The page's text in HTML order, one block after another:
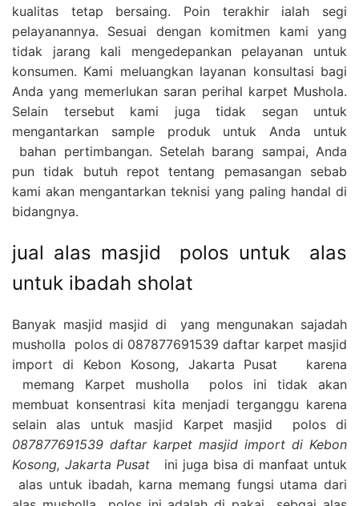
kualitas tetap bersaing. Poin terakhir ialah segi
pelayanannya. Sesuai dengan komitmen kami yang
tidak jarang kali mengedepankan pelayanan untuk
konsumen. Kami meluangkan layanan konsultasi bagi
Anda yang memerlukan saran perihal karpet Mushola.
Selain tersebut kami juga tidak segan untuk
mengantarkan sample produk untuk Anda untuk
bahan pertimbangan. Setelah barang sampai, Anda
pun tidak butuh repot tentang pemasangan sebab
kami akan mengantarkan teknisi yang paling handal di
bidangnya.
jual alas masjid polos untuk alas
untuk ibadah sholat
Banyak masjid masjid di yang mengunakan sajadah
musholla polos di 087877691539 daftar karpet masjid
import di Kebon Kosong, Jakarta Pusat karena
memang Karpet musholla polos ini tidak akan
membuat konsentrasi kita menjadi terganggu karena
selain alas untuk masjid Karpet masjid polos di
087877691539 daftar karpet masjid import di Kebon
Kosong, Jakarta Pusat
ini juga bisa di manfaat untuk
alas untuk ibadah, karna memang fungsi utama dari